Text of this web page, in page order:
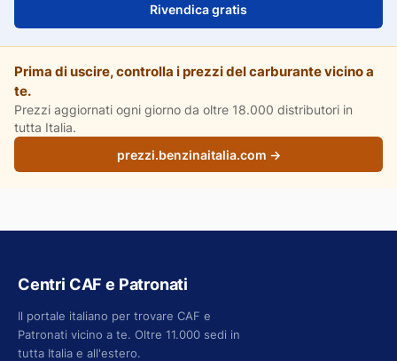
Rivendica gratis
Prima di uscire, controlla i prezzi del carburante vicino a
te.
Prezzi aggiornati ogni giorno da oltre 18.000 distributori in
tutta Italia.
prezzi.benzinaitalia.com →
Centri CAF e Patronati
Il portale italiano per trovare CAF e
Patronati vicino a te. Oltre 11.000 sedi in
tutta Italia e all'estero.